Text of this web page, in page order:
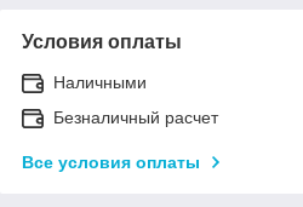
Условия оплаты
Наличными
Безналичный расчет
Все условия оплаты